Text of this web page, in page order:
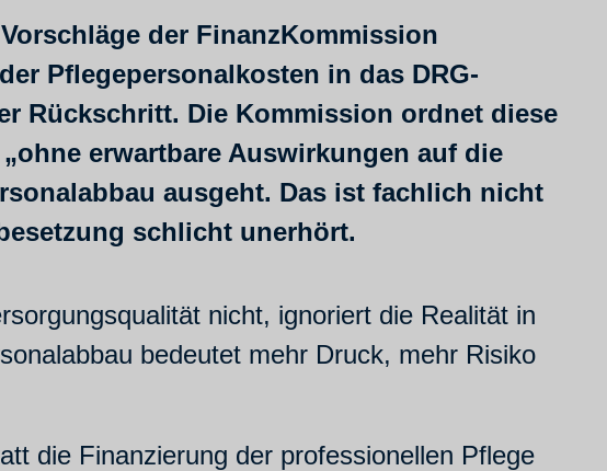
der FinanzKommission
Pflegepersonalkosten in das DRG-
Rückschritt. Die Kommission ordnet diese
erwartbare Auswirkungen auf die
ausgeht. Das ist fachlich nicht
schlicht unerhört.
nicht, ignoriert die Realität in
bedeutet mehr Druck, mehr Risiko
die Finanzierung der professionellen Pflege